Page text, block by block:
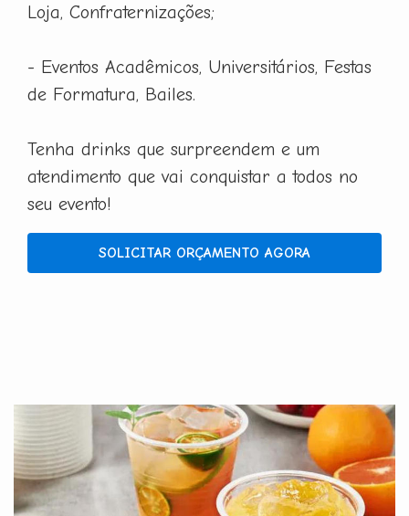
Loja, Confraternizações;
- Eventos Acadêmicos, Universitários, Festas
de Formatura, Bailes.
Tenha drinks que surpreendem e um
atendimento que vai conquistar a todos no
seu evento!
SOLICITAR ORÇAMENTO AGORA